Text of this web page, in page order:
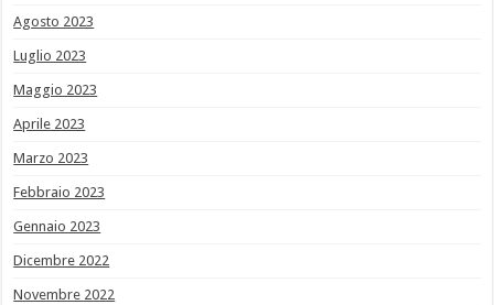
Agosto 2023
Luglio 2023
Maggio 2023
Aprile 2023
Marzo 2023
Febbraio 2023
Gennaio 2023
Dicembre 2022
Novembre 2022